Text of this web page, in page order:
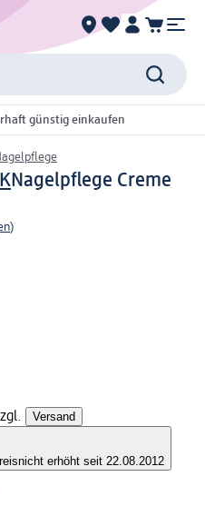
günstig einkaufen
Nagelpflege Creme
)
Versand
nicht erhöht seit 22.08.2012